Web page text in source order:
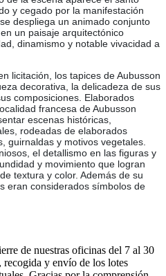
y cegado por la manifestación
despliega un animado conjunto
un paisaje arquitectónico
dinamismo y notable vivacidad a
licitación, los tapices de Aubusson
decorativa, la delicadeza de sus
composiciones. Elaborados
francesa de Aubusson
escenas históricas,
rodeadas de elaborados
guirnaldas y motivos vegetales.
el detallismo en las figuras y
y movimiento que logran
textura y color. Además de su
eran considerados símbolos de
de nuestras oficinas del 7 al 30
recogida y envío de los lotes